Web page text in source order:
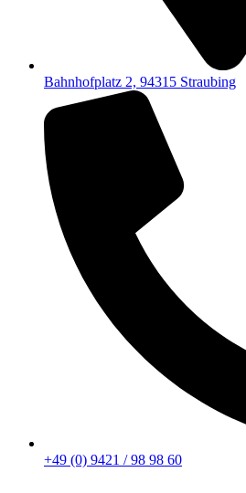
Bahnhofplatz 2, 94315 Straubing
+49 (0) 9421 / 98 98 60